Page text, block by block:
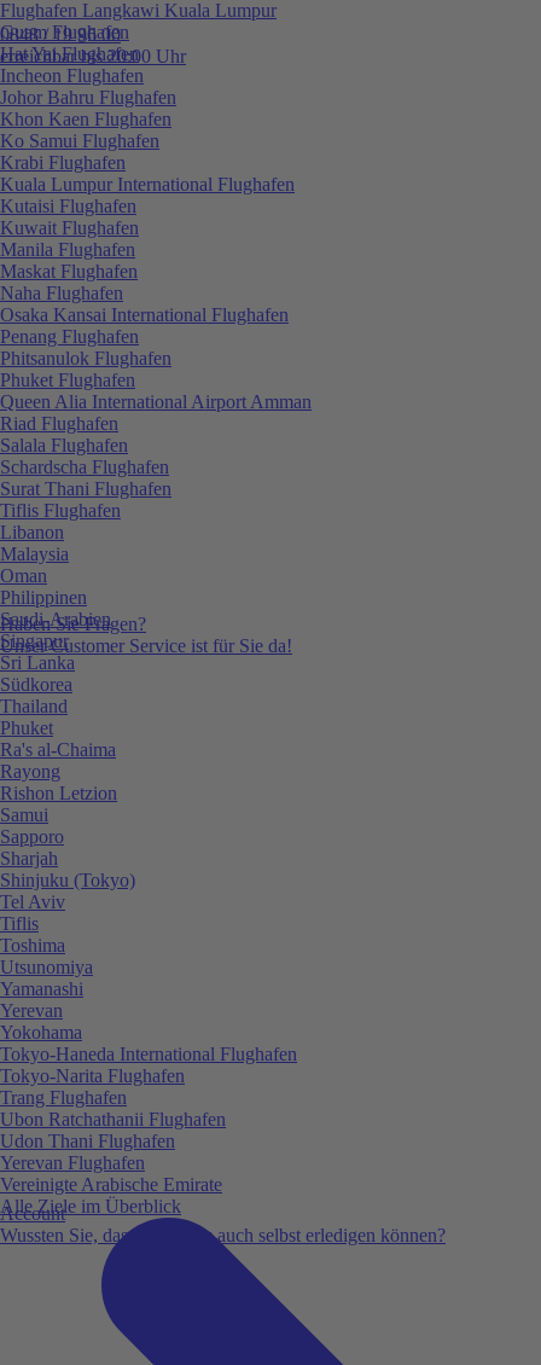
0848 / 19 96 00
erreichbar bis 20:00 Uhr
Haben Sie Fragen?
Unser Customer Service ist für Sie da!
Account
Wussten Sie, dass Sie vieles auch selbst erledigen können?
Flughafen Langkawi Kuala Lumpur
Guam Flughafen
Hat Yai Flughafen
Incheon Flughafen
Johor Bahru Flughafen
Khon Kaen Flughafen
Ko Samui Flughafen
Krabi Flughafen
Kuala Lumpur International Flughafen
Kutaisi Flughafen
Kuwait Flughafen
Manila Flughafen
Maskat Flughafen
Naha Flughafen
Osaka Kansai International Flughafen
Penang Flughafen
Phitsanulok Flughafen
Phuket Flughafen
Queen Alia International Airport Amman
Riad Flughafen
Salala Flughafen
Schardscha Flughafen
Surat Thani Flughafen
Tiflis Flughafen
Libanon
Malaysia
Oman
Philippinen
Saudi-Arabien
Singapur
Sri Lanka
Südkorea
Thailand
Phuket
Ra's al-Chaima
Rayong
Rishon Letzion
Samui
Sapporo
Sharjah
Shinjuku (Tokyo)
Tel Aviv
Tiflis
Toshima
Utsunomiya
Yamanashi
Yerevan
Yokohama
Tokyo-Haneda International Flughafen
Tokyo-Narita Flughafen
Trang Flughafen
Ubon Ratchathanii Flughafen
Udon Thani Flughafen
Yerevan Flughafen
Vereinigte Arabische Emirate
Alle Ziele im Überblick